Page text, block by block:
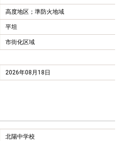
高度地区；準防火地域
平坦
市街化区域
2026年08月18日
北陽中学校